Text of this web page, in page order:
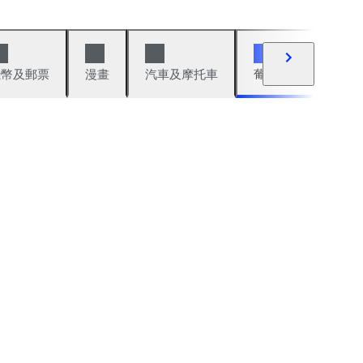
及郵票 漫畫 汽車及摩托車 葡萄酒與烈酒